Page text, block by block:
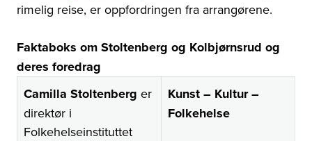
rimelig reise, er oppfordringen fra arrangørene.
Faktaboks om Stoltenberg og Kolbjørnsrud og
deres foredrag
Camilla Stoltenberg er
direktør i
Folkehelseinstituttet
Kunst – Kultur –
Folkehelse